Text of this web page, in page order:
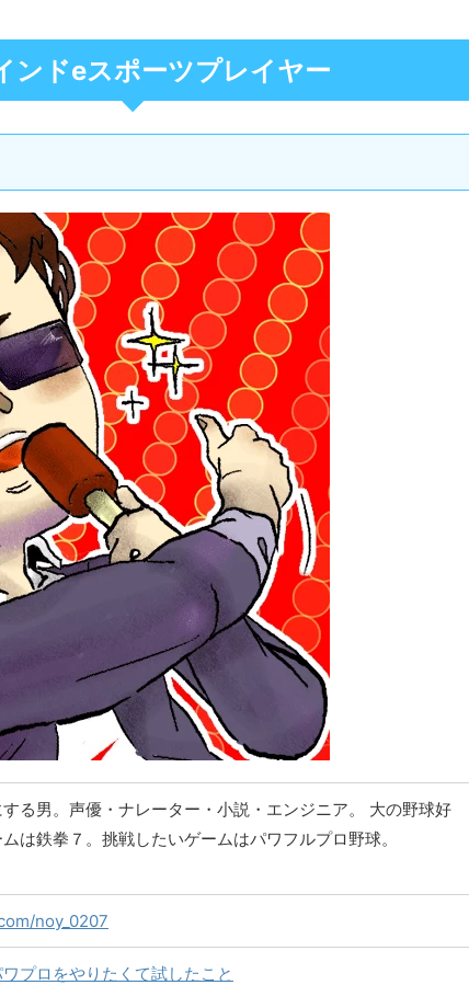
ンドeスポーツプレイヤー
る男。声優・ナレーター・小説・エンジニア。 大の野球好
は鉄拳７。挑戦したいゲームはパワフルプロ野球。
noy_0207
プロをやりたくて試したこと